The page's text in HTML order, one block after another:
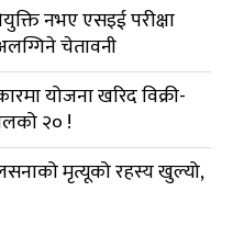
नभए एसइई परीक्षा
चेतावनी
योजना खरिद विक्री-
२० !
मृत्यूको रहस्य खुल्यो,